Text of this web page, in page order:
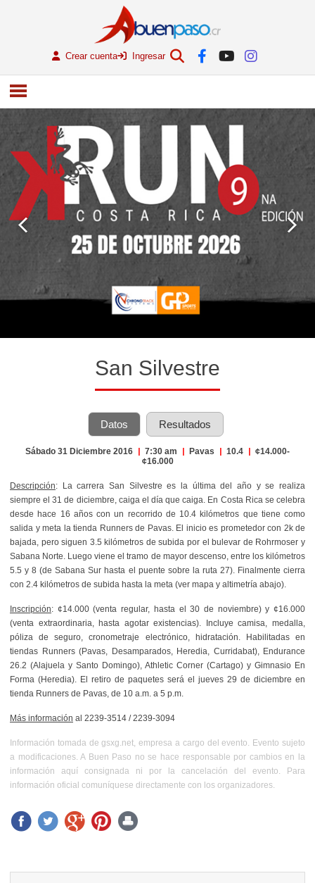
Crear cuenta Ingresar
San Silvestre
Datos Resultados
Sábado 31 Diciembre 2016 | 7:30 am | Pavas | 10.4 | ¢14.000-
¢16.000
Descripción: La carrera San Silvestre es la última del año y se realiza
siempre el 31 de diciembre, caiga el día que caiga. En Costa Rica se celebra
desde hace 16 años con un recorrido de 10.4 kilómetros que tiene como
salida y meta la tienda Runners de Pavas. El inicio es prometedor con 2k de
bajada, pero siguen 3.5 kilómetros de subida por el bulevar de Rohrmoser y
Sabana Norte. Luego viene el tramo de mayor descenso, entre los kilómetros
5.5 y 8 (de Sabana Sur hasta el puente sobre la ruta 27). Finalmente cierra
con 2.4 kilómetros de subida hasta la meta (ver mapa y altimetría abajo).
Inscripción: ¢14.000 (venta regular, hasta el 30 de noviembre) y ¢16.000
(venta extraordinaria, hasta agotar existencias). Incluye camisa, medalla,
póliza de seguro, cronometraje electrónico, hidratación. Habilitadas en
tiendas Runners (Pavas, Desamparados, Heredia, Curridabat), Endurance
26.2 (Alajuela y Santo Domingo), Athletic Corner (Cartago) y Gimnasio En
Forma (Heredia). El retiro de paquetes será el jueves 29 de diciembre en
tienda Runners de Pavas, de 10 a.m. a 5 p.m.
Más información al 2239-3514 / 2239-3094
Información tomada de gsxg.net, empresa a cargo del evento. Evento sujeto
a modificaciones. A Buen Paso no se hace responsable por cambios en la
información aquí consignada ni por la cancelación del evento. Para
información oficial comuníquese directamente con los organizadores.